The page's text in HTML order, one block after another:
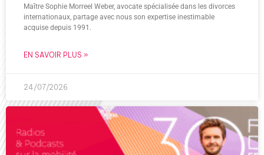
Maître Sophie Morreel Weber, avocate spécialisée dans les divorces
internationaux, partage avec nous son expertise inestimable
acquise depuis 1991.
EN SAVOIR PLUS »
24/07/2026